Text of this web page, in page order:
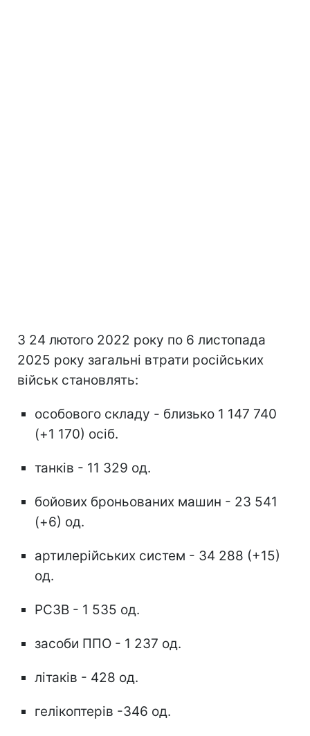
З 24 лютого 2022 року по 6 листопада
2025 року загальні втрати російських
військ становлять:
особового складу - близько 1 147 740
(+1 170) осіб.
танків - 11 329 од.
бойових броньованих машин - 23 541
(+6) од.
артилерійських систем - 34 288 (+15)
од.
РСЗВ - 1 535 од.
засоби ППО - 1 237 од.
літаків - 428 од.
гелікоптерів -346 од.